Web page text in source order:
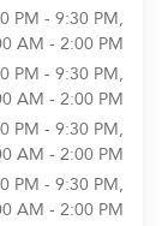
PM - 9:30 PM,
AM - 2:00 PM
PM - 9:30 PM,
AM - 2:00 PM
PM - 9:30 PM,
AM - 2:00 PM
PM - 9:30 PM,
AM - 2:00 PM